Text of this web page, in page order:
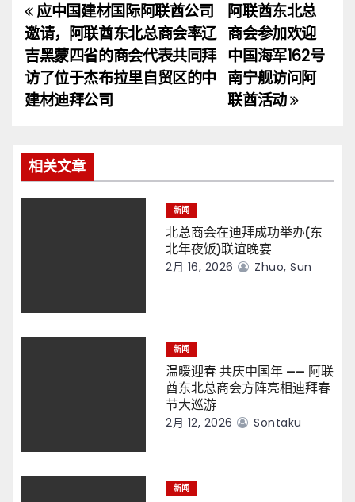
文
章
导
阿联酋东北总
商会参加欢迎
中国海军162号
南宁舰访问阿
联酋活动
应中国建材国际阿联酋公司
邀请，阿联酋东北总商会率辽
吉黑蒙四省的商会代表共同拜
访了位于杰布拉里自贸区的中
建材迪拜公司
相关文章
新闻
北总商会在迪拜成功举办(东
北年夜饭)联谊晚宴
2月 16, 2026 Zhuo, Sun
新闻
温暖迎春 共庆中国年 —— 阿联
酋东北总商会方阵亮相迪拜春
节大巡游
2月 12, 2026 Sontaku
新闻